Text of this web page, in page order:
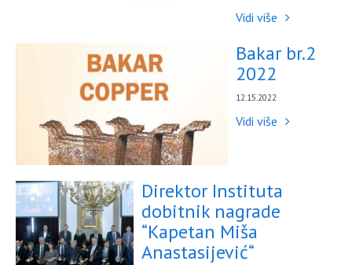
Vidi više
Bakar br.2
2022
12.15.2022
Vidi više
Direktor Instituta
dobitnik nagrade
“Kapetan Miša
Anastasijević“